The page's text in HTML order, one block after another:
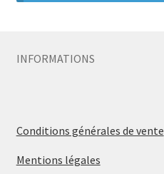
Pro.
INFORMATIONS
Conditions générales de vente
Mentions légales